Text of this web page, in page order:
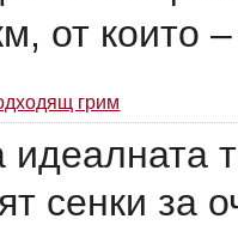
от които
грим
сенки за